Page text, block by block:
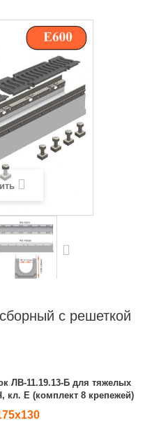
с решеткой
ЛВ-11.19.13-Б для тяжелых
кл. E (комплект 8 крепежей)